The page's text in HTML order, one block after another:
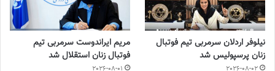
نیلوفر اردلان سرمربی تیم فوتبال
زنان پرسپولیس شد
2026-08-02
مریم ایراندوست سرمربی تیم
فوتبال زنان استقلال شد
2026-08-01